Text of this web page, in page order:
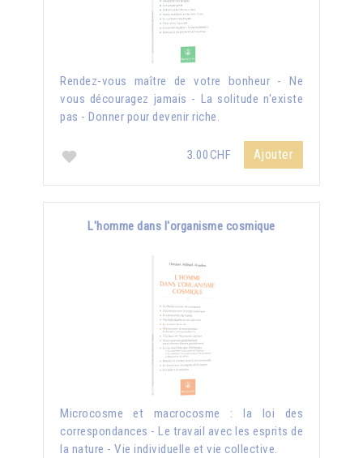
Rendez-vous maître de votre bonheur - Ne
vous découragez jamais - La solitude n'existe
pas - Donner pour devenir riche.
3.00CHF Ajouter
L'homme dans l'organisme cosmique
Microcosme et macrocosme : la loi des
correspondances - Le travail avec les esprits de
la nature - Vie individuelle et vie collective.